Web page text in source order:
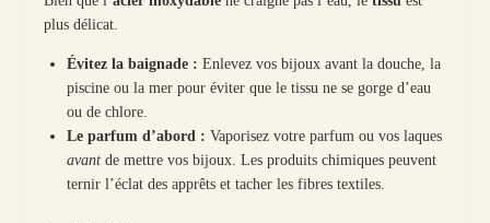
plus délicat.
Évitez la baignade : Enlevez vos bijoux avant la douche, la
piscine ou la mer pour éviter que le tissu ne se gorge d’eau
ou de chlore.
Le parfum d’abord : Vaporisez votre parfum ou vos laques
avantde mettre vos bijoux. Les produits chimiques peuvent
ternir l’éclat des apprêts et tacher les fibres textiles.